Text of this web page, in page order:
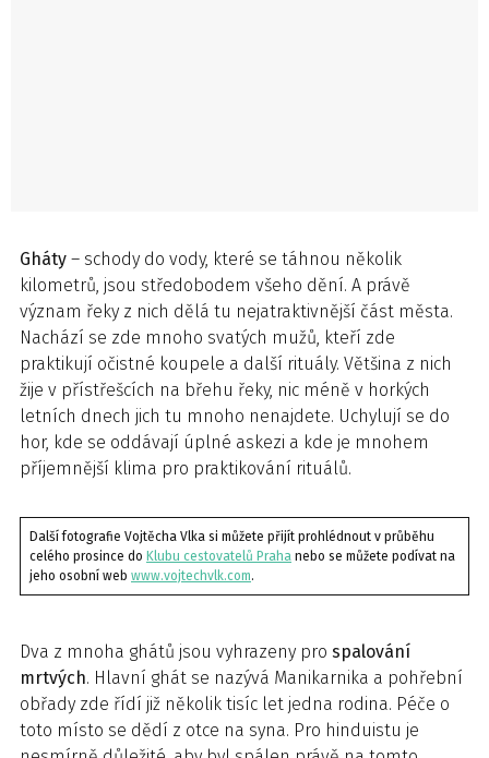
Gháty – schody do vody, které se táhnou několik
kilometrů, jsou středobodem všeho dění. A právě
význam řeky z nich dělá tu nejatraktivnější část města.
Nachází se zde mnoho svatých mužů, kteří zde
praktikují očistné koupele a další rituály. Většina z nich
žije v přístřešcích na břehu řeky, nic méně v horkých
letních dnech jich tu mnoho nenajdete. Uchylují se do
hor, kde se oddávají úplné askezi a kde je mnohem
příjemnější klima pro praktikování rituálů.
Další fotografie Vojtěcha Vlka si můžete přijít prohlédnout v průběhu
celého prosince do Klubu cestovatelů Praha nebo se můžete podívat na
jeho osobní web www.vojtechvlk.com.
Dva z mnoha ghátů jsou vyhrazeny pro spalování
mrtvých. Hlavní ghát se nazývá Manikarnika a pohřební
obřady zde řídí již několik tisíc let jedna rodina. Péče o
toto místo se dědí z otce na syna. Pro hinduistu je